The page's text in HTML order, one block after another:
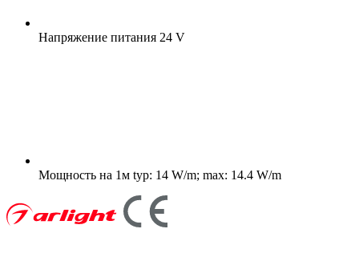
Напряжение питания 24 V
Мощность на 1м typ: 14 W/m; max: 14.4 W/m